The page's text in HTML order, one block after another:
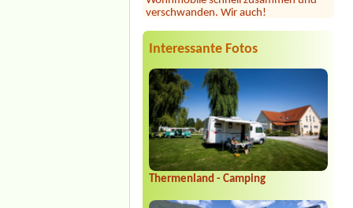
Julia*****
Dieser Campingplatz ist wunderschön
gelegen direkt am See mit großer
Liegewiese und tollem Seezugang. Die
Sanitäranlagen sind sehr großzügig und
sauber. Seit heuer gibt es samstags
Feuerkörbe und Stockbrot am Strand
... unsere Kinder und auch wir
Erwachsene waren begeistert! Hier
fühlt man sich jederzeit willkommen,
wir können diesen Platz nur wärmstens
empfehlen!
Jörg Vopel*****
Interessante Fotos
Thermenland - Camping